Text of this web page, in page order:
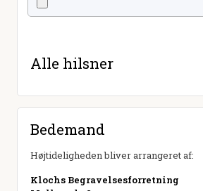
Alle hilsner
Bedemand
Højtideligheden bliver arrangeret af:
Klochs Begravelsesforretning